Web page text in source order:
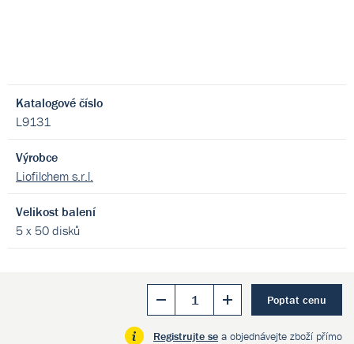
Katalogové číslo
L9131
Výrobce
Liofilchem s.r.l.
Velikost balení
5 x 50 disků
Poptat cenu
Registrujte se a objednávejte zboží přímo